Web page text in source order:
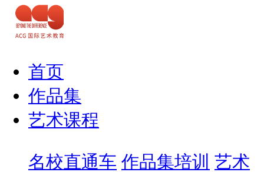
首页
作品集
艺术课程
名校直通车 作品集培训 艺术